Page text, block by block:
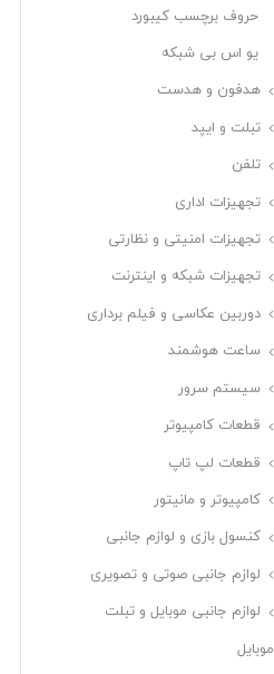
حروف برچسب کیبورد
یو اس بی شبکه
هدفون و هدست
تبلت و ایپد
تلفن
تجهیزات اداری
تجهیزات امنیتی و نظارتی
تجهیزات شبکه و اینترنت
دوربین عکاسی و فیلم برداری
ساعت هوشمند
سیستم سرور
قطعات کامپیوتر
قطعات لپ تاپ
کامپیوتر و مانیتور
کنسول بازی و لوازم جانبی
لوازم جانبی صوتی و تصویری
لوازم جانبی موبایل و تبلت
موبایل